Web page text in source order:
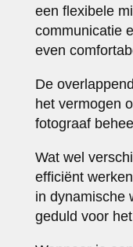
een flexibele
communicatie
even
De
het vermogen
fotograaf
Wat wel
efficiënt
in dynamische
geduld voor